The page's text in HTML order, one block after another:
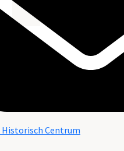
Historisch Centrum